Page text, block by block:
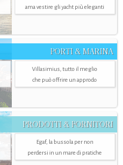
ama vestire gli yacht più eleganti
PORTI & MARINA
Villasimius, tutto il meglio
che può offrire un approdo
PRODOTTI & FORNITORI
Egaf, la bussola per non
perdersi in un mare di pratiche